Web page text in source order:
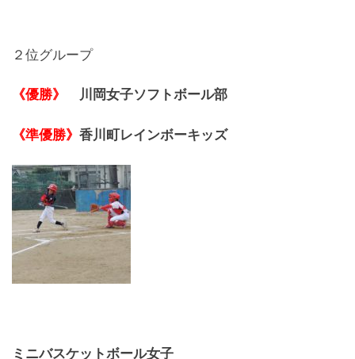
２位グループ
《優勝》 川岡女子ソフトボール部
《準優勝》 香川町レインボーキッズ
ミニバスケットボール女子